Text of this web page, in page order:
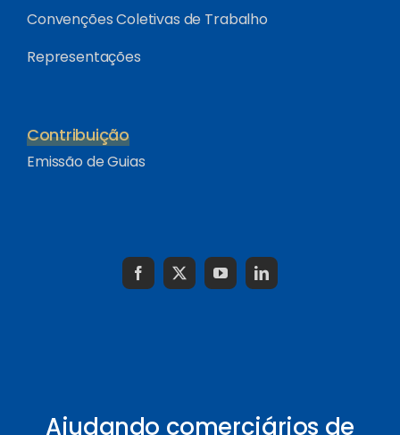
Convenções Coletivas de Trabalho
Representações
Contribuição
Emissão de Guias
Ajudando comerciários de